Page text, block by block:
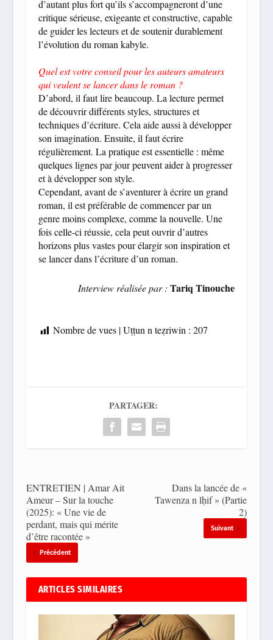
d’autant plus fort qu’ils s’accompagneront d’une
critique sérieuse, exigeante et constructive, capable
de guider les lecteurs et de soutenir durablement
l’évolution du roman kabyle.
Quel est votre conseil pour les auteurs amateurs
qui veulent se lancer dans le roman ?
D’abord, il faut lire beaucoup. La lecture permet
de découvrir différents styles, structures et
techniques d’écriture. Cela aide aussi à développer
son imagination. Ensuite, il faut écrire
régulièrement. La pratique est essentielle : même
quelques lignes par jour peuvent aider à progresser
et à développer son style.
Cependant, avant de s’aventurer à écrire un grand
roman, il est préférable de commencer par un
genre moins complexe, comme la nouvelle. Une
fois celle-ci réussie, cela peut ouvrir d’autres
horizons plus vastes pour élargir son inspiration et
se lancer dans l’écriture d’un roman.
Interview réalisée par : Tariq Tinouche
Nombre de vues | Uṭṭun n teẓriwin : 207
PARTAGER:
ENTRETIEN | Amar Ait
Ameur – Sur la touche
(2025): « Une vie de
perdant, mais qui mérite
d’être racontée »
Précédent
Dans la lancée de «
Tawenza n lḥif » (Partie
2)
Suivant
ARTICLES SIMILAIRES